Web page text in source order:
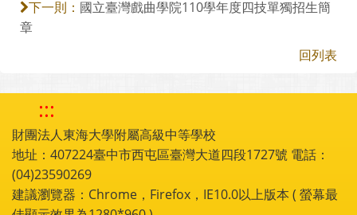
下一則： 國立臺灣戲曲學院110學年度四技單獨招生簡
章
回列表
:::
財團法人東海大學附屬高級中等學校
地址：407224臺中市西屯區臺灣大道四段1727號 電話：
(04)23590269
建議瀏覽器：Chrome，Firefox，IE10.0以上版本 ( 螢幕最